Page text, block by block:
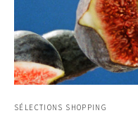
SÉLECTIONS SHOPPING